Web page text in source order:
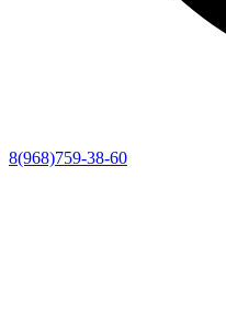
8(968)759-38-60